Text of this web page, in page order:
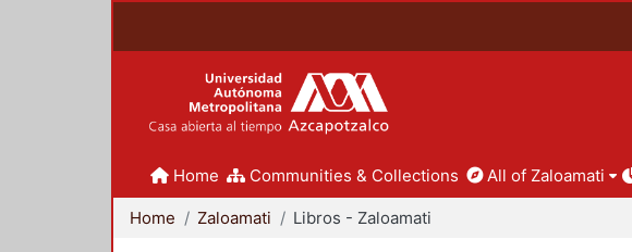
Home Communities & Collections All of Zaloamati
Home Zaloamati Libros - Zaloamati